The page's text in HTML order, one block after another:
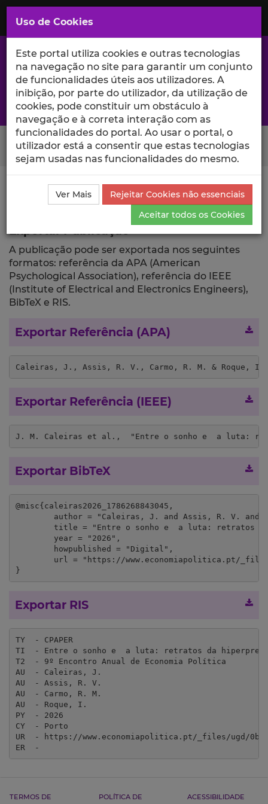
Saltar
para
Conteúdo
Principal
A excelência da investigação e ciência no Iscte
Search Button
Ciência_Iscte Comunicações
Descrição Detalhada
da Comunicação
Exportar
A publicação pode ser exportada nos seguintes
formatos: referência da APA (American
Psychological Association), referência do IEEE
(Institute of Electrical and Electronics Engineers),
BibTeX e RIS.
Exportar Referência (APA)
Caleiras, J., Assis, R. V., Carmo, R. M. & Roque,
Exportar Referência (IEEE)
J. M. Caleiras et al.,  "Entre o sonho e  a luta:
Exportar BibTeX
@misc{caleiras2026_1786268843045,
}
Exportar RIS
TY  - CPAPER
TI  - Entre o sonho e  a luta: retratos da
T2  - 9º Encontro Anual de Economia Política
AU  - Caleiras, J.
AU  - Assis, R. V.
AU  - Carmo, R. M.
AU  - Roque, I.
PY  - 2026
CY  - Porto
UR  - https://www.economiapolitica.pt/_files/ugd/
ER  -
TERMOS DE POLÍTICA DE ACESSIBILIDADE
Uso de Cookies
Este portal utiliza cookies e outras tecnologias
na navegação no site para garantir um conjunto
de funcionalidades úteis aos utilizadores. A
inibição, por parte do utilizador, da utilização de
cookies, pode constituir um obstáculo à
navegação e à correta interação com as
funcionalidades do portal. Ao usar o portal, o
utilizador está a consentir que estas tecnologias
sejam usadas nas funcionalidades do mesmo.
Ver Mais
Rejeitar Cookies não essenciais
Aceitar todos os Cookies